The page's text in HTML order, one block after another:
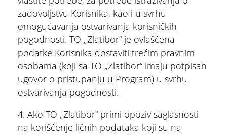
zadovoljstvu Korisnika, kao i u svrhu
omogućavanja ostvarivanja korisničkih
pogodnosti. TO „Zlatibor“ je ovlašćena
podatke Korisnika dostaviti trećim pravnim
osobama (koji sa TO „Zlatibor“ imaju potpisan
ugovor o pristupanju u Program) u svrhu
ostvarivanja pogodnosti.
4. Ako TO „Zlatibor“ primi opoziv saglasnosti
na korišćenje ličnih podataka koji su na